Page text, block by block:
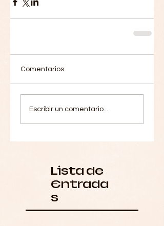
Comentarios
Escribir un comentario...
Lista de
Entrada
s